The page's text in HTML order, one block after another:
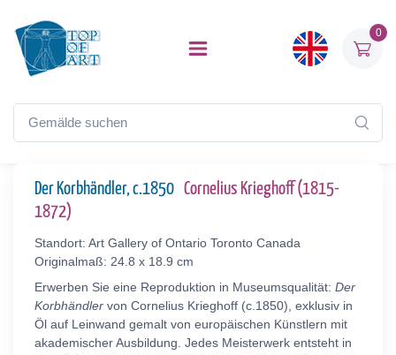
0
Der Korbhändler, c.1850 Cornelius Krieghoff (1815-
1872)
Standort: Art Gallery of Ontario Toronto Canada
Originalmaß: 24.8 x 18.9 cm
Erwerben Sie eine Reproduktion in Museumsqualität: Der
Korbhändler von Cornelius Krieghoff (c.1850), exklusiv in
Öl auf Leinwand gemalt von europäischen Künstlern mit
akademischer Ausbildung. Jedes Meisterwerk entsteht in